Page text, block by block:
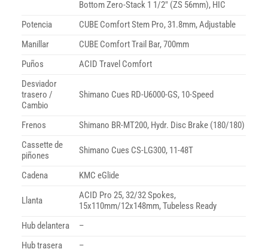
Bottom Zero-Stack 1 1/2″ (ZS 56mm), HIC
Potencia
CUBE Comfort Stem Pro, 31.8mm, Adjustable
Manillar
CUBE Comfort Trail Bar, 700mm
Puños
ACID Travel Comfort
Desviador
trasero /
Cambio
Shimano Cues RD-U6000-GS, 10-Speed
Frenos
Shimano BR-MT200, Hydr. Disc Brake (180/180)
Cassette de
piñones
Shimano Cues CS-LG300, 11-48T
Cadena KMC eGlide
Llanta
ACID Pro 25, 32/32 Spokes,
15x110mm/12x148mm, Tubeless Ready
Hub delantera
–
Hub trasera
–